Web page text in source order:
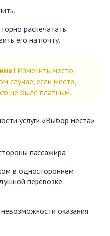
распечатать
его на почту.
Изменить место
случае, если место,
не было платным.
услуги «Выбор места»
пассажира;
в одностороннем
перевозке
оказания